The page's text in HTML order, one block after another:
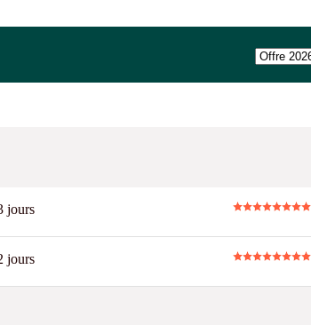
jours
jours